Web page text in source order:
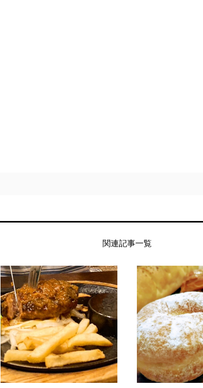
関連記事一覧